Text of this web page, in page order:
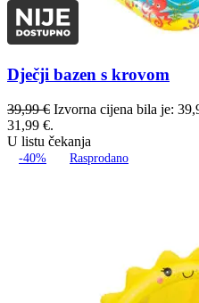
Dječji bazen s krovom
39,99€ Izvorna cijena bila je:
31,99 €.
U listu čekanja
-40% Rasprodano